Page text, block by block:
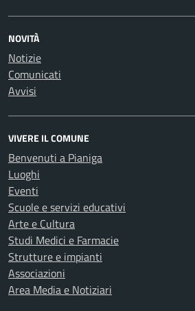
NOVITÀ
Notizie
Comunicati
Avvisi
VIVERE IL COMUNE
Benvenuti a Pianiga
Luoghi
Eventi
Scuole e servizi educativi
Arte e Cultura
Studi Medici e Farmacie
Strutture e impianti
Associazioni
Area Media e Notiziari